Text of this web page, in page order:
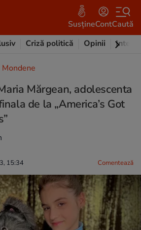
SusțineContCaută
Criză politică Opinii
Mărgean, adolescenta
de la „America’s Got
15:34 Comentează